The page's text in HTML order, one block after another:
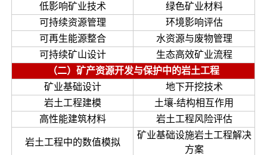
低影响矿业技术
绿色矿业材料
可持续资源管理
环境影响评估
可再生能源整合
水资源与废物管理
可持续矿山设计
生态高效矿业流程
（二）矿产资源开发与保护中的岩土工程
矿业基础设计
地下开挖技术
岩土工程建模
土壤-结构相互作用
高性能建筑材料
岩土工程风险评估
岩土工程中的数值模拟
矿业基础设施岩土工程解决
方案